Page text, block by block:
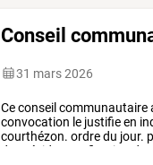
Conseil
31 mars 2026
Ceconseil communautaire
convocation le justifieen
courthézon. ordredu jour.
du
président fixation du